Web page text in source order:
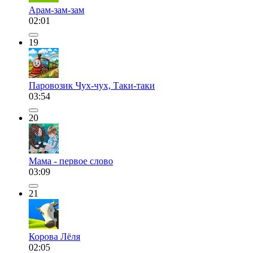
Арам-зам-зам
02:01
19
Паровозик Чух-чух, Таки-таки
03:54
20
Мама - первое слово
03:09
21
Корова Лёля
02:05